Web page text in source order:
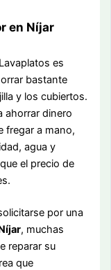
en Níjar
es
bastante
y los cubiertos.
ahorrar dinero
fregar a mano,
agua y
el precio de
por una
, muchas
reparar su
que